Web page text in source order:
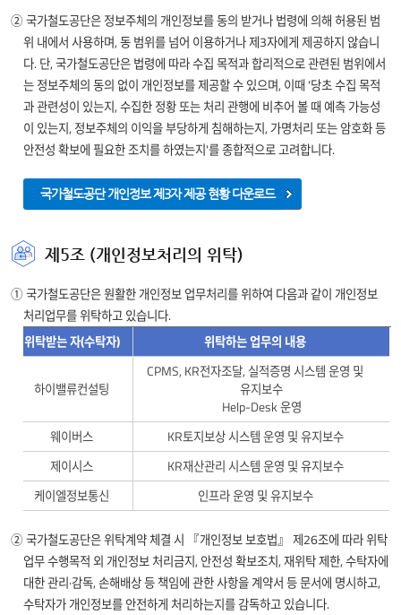
서비스 제공
대표자명, 이메일,
전화번호, 주소,
회사명, CI값
(선택)
휴대전화번호
[ 발급이력정보 ]
(필수) 이름,
전자우편, 주소
발급이력정보
]
발급 후 10년
토지보상을 위한
확인
[ 토지 소유자 정보
(필수)
관계인의 이름,
주소, 계좌번호
(선택) 휴대폰번호
KR재산관리
국유재산 운영을
위한 임차인 정보
[ 개인 ]
(필수) 성명,
주민등록번호,
휴대폰번호, 주소
(선택) 집연락처,
이메일
[ 사업자 ]
대표자명,
전화번호, 주소
(선택) 이메일
영구
관한 법률 시행령 제116조
(고유식별정보의 처리)
처리목적
- 전자조달 서비스 제공
팩스번호,
휴대폰 번호,
지문 인식
디바이스 키값
실적증명
운영근거
처리목적
- 실적증명 발급 서비스 제공
[ 회원정보-개인
]
비밀번호, 이름,
[ 회원정보-
(필수) 아이디,
비밀번호,
대표자명,
전화번호, 주소,
회사명, CI값
(선택)
휴대전화번호,
IP주소
[ 발급이력정보
]
(필수) 이름,
전화번호,
전자우편, 주소
KR토지보상
토지 소유자
정보
[ 토지 소유자
정보 ]
필수항목 :
토지소유자/
관계인의 이름,
주민등록번호,
주소, 계좌번호
선택항목 :
휴대폰번호
2018
2020
KR재산관리
국유재산
임차인 정보
[ 개인 ]
선택항목 :
집연락처, 이메일
[ 사업자 ]
필수항목 :
사업자번호,
대표자명,
전화번호, 주소
선택항목 :
이메일
2022
② 국가철도공단은 정보주체의 개인정보를 동의 받거나 법령에 의해 허용된 범
위 내에서 사용하며, 동 범위를 넘어 이용하거나 제3자에게 제공하지 않습니
다. 단, 국가철도공단은 법령에 따라 수집 목적과 합리적으로 관련된 범위에서
는 정보주체의 동의 없이 개인정보를 제공할 수 있으며, 이때 '당초 수집 목적
과 관련성이 있는지, 수집한 정황 또는 처리 관행에 비추어 볼 때 예측 가능성
이 있는지, 정보주체의 이익을 부당하게 침해하는지, 가명처리 또는 암호화 등
안전성 확보에 필요한 조치를 하였는지'를 종합적으로 고려합니다.
국가철도공단 개인정보 제3자 제공 현황 다운로드
제5조 (개인정보처리의 위탁)
① 국가철도공단은 원활한 개인정보 업무처리를 위하여 다음과 같이 개인정보
처리업무를 위탁하고 있습니다.
처리업무
현황에
대한
정보를
제공합니다.
위탁받는 자(수탁자) 위탁하는 업무의 내용
하이밸류컨설팅
CPMS, KR전자조달, 실적증명 시스템 운영 및
유지보수
Help-Desk 운영
웨이버스
KR토지보상 시스템 운영 및 유지보수
제이시스
KR재산관리 시스템 운영 및 유지보수
케이엘정보통신
인프라 운영 및 유지보수
② 국가철도공단은 위탁계약 체결 시 『개인정보 보호법』 제26조에 따라 위탁
업무 수행목적 외 개인정보 처리금지, 안전성 확보조치, 재위탁 제한, 수탁자에
대한 관리·감독, 손해배상 등 책임에 관한 사항을 계약서 등 문서에 명시하고,
수탁자가 개인정보를 안전하게 처리하는지를 감독하고 있습니다.